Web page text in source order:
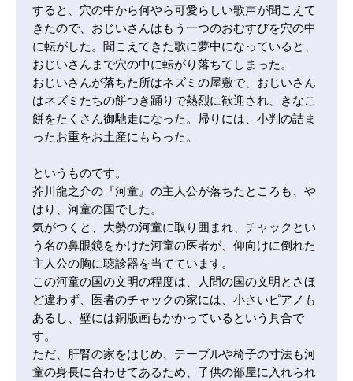
すると、穴の中から何やら可愛らしい歌声が聞こえて
きたので、おじいさんはもう一つのおむすびを穴の中
に転がした。聞こえてきた歌に夢中になっていると、
おじいさんまで穴の中に転がり落ちてしまった。
おじいさんが落ちた所はネズミの屋敷で、おじいさん
はネズミたちの餅つき踊りで熱烈に歓迎され、きなこ
餅をたくさん御馳走になった。帰りには、小判の詰ま
ったお重をお土産にもらった。
というものです。
芥川龍之介の『河童』の主人公が落ちたところも、や
はり、河童の国でした。
気がつくと、大勢の河童に取り囲まれ、チャックとい
う名の鼻眼鏡をかけた河童の医者が、仰向けに倒れた
主人公の胸に聴診器を当てています。
この河童の国の文明の程度は、人間の国の文明とさほ
ど違わず、医者のチャックの家には、小さいピアノも
あるし、壁には銅版画もかかっているという具合で
す。
ただ、肝腎の家をはじめ、テーブルや椅子の寸法も河
童の身長に合わせてあるため、子供の部屋に入れられ